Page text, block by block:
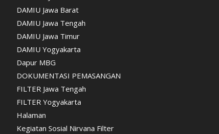
DAMIU Jawa Barat
DAMIU Jawa Tengah
DAMIU Jawa Timur
DAMIU Yogyakarta
Dapur MBG
DOKUMENTASI PEMASANGAN
FILTER Jawa Tengah
FILTER Yogyakarta
Halaman
Kegiatan Sosial Nirvana Filter